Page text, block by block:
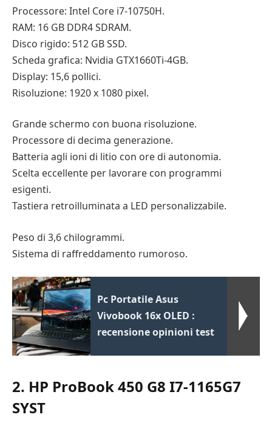
Processore: Intel Core i7-10750H.
RAM: 16 GB DDR4 SDRAM.
Disco rigido: 512 GB SSD.
Scheda grafica: Nvidia GTX1660Ti-4GB.
Display: 15,6 pollici.
Risoluzione: 1920 x 1080 pixel.
Grande schermo con buona risoluzione.
Processore di decima generazione.
Batteria agli ioni di litio con ore di autonomia.
Scelta eccellente per lavorare con programmi
esigenti.
Tastiera retroilluminata a LED personalizzabile.
Peso di 3,6 chilogrammi.
Sistema di raffreddamento rumoroso.
Pc Portatile Asus
Vivobook 16x OLED :
recensione opinioni test
2. HP ProBook 450 G8 I7-1165G7
SYST